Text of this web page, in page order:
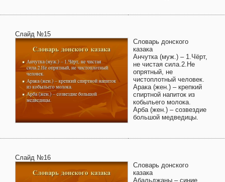
Слайд №15
Словарь донского
казака
Анчутка (муж.) – 1.Чёрт,
не чистая сила.2.Не
опрятный, не
чистоплотный человек.
Арака (жен.) – крепкий
спиртной напиток из
кобыльего молока.
Арба (жен.) – созвездие
большой медведицы.
Слайд №16
Словарь донского
казака
Абальджаны – синие